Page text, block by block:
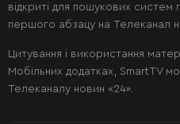
Другі
Салати
відкриті для пошукових систем
першого абзацу на Телеканал
Цитування і використання
Мобільних додатках, SmartTV
Телеканалу новин «24».